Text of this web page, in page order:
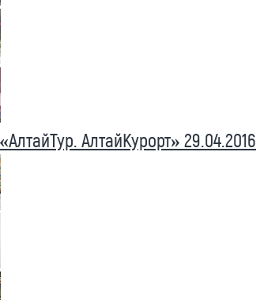
АлтайКурорт» 29.04.2016